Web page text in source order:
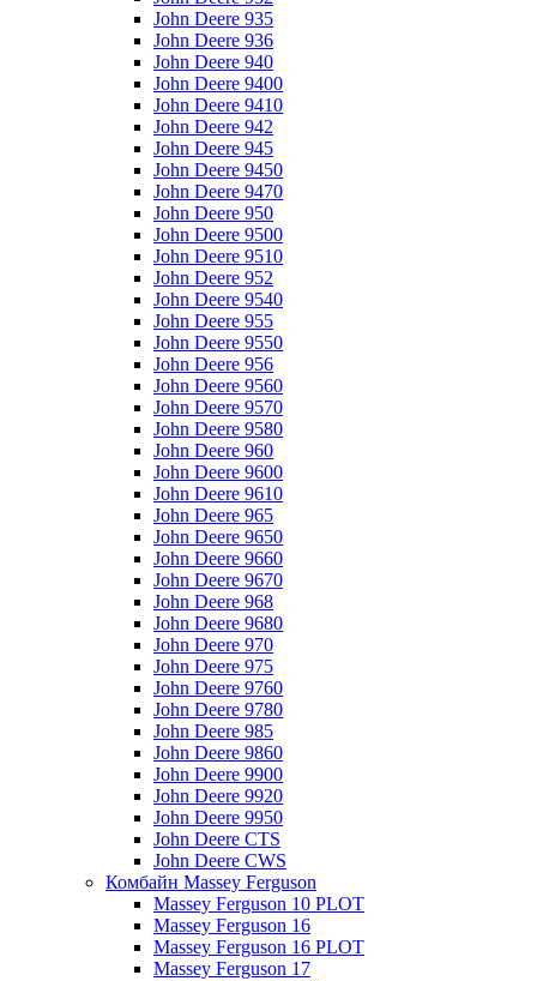
John Deere 935
John Deere 936
John Deere 940
John Deere 9400
John Deere 9410
John Deere 942
John Deere 945
John Deere 9450
John Deere 9470
John Deere 950
John Deere 9500
John Deere 9510
John Deere 952
John Deere 9540
John Deere 955
John Deere 9550
John Deere 956
John Deere 9560
John Deere 9570
John Deere 9580
John Deere 960
John Deere 9600
John Deere 9610
John Deere 965
John Deere 9650
John Deere 9660
John Deere 9670
John Deere 968
John Deere 9680
John Deere 970
John Deere 975
John Deere 9760
John Deere 9780
John Deere 985
John Deere 9860
John Deere 9900
John Deere 9920
John Deere 9950
John Deere CTS
John Deere CWS
Комбайн Massey Ferguson
Massey Ferguson 10 PLOT
Massey Ferguson 16
Massey Ferguson 16 PLOT
Massey Ferguson 17